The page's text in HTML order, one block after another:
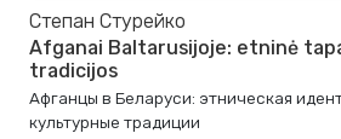
Степан Стурейко
Afganai Baltarusijoje: etninė
tradicijos
Афганцы в Беларуси: этническая
культурные традиции